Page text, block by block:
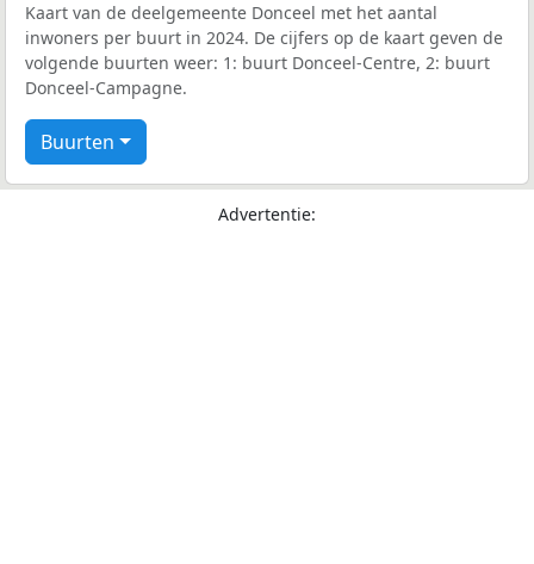
Kaart van de deelgemeente Donceel met het aantal
inwoners per buurt in 2024. De cijfers op de kaart geven de
volgende buurten weer: 1: buurt Donceel-Centre, 2: buurt
Donceel-Campagne.
Buurten
Advertentie: